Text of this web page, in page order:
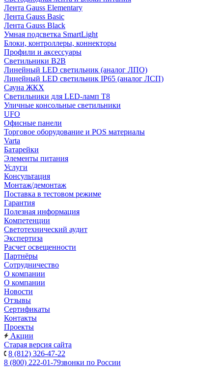
Лента Gauss Elementary
Лента Gauss Basic
Лента Gauss Black
Умная подсветка SmartLight
Блоки, контроллеры, коннекторы
Профили и аксессуары
Светильники B2B
Линейный LED светильник (аналог ЛПО)
Линейный LED светильник IP65 (аналог ЛСП)
Сауна ЖКХ
Светильники для LED-ламп T8
Уличные консольные светильники
UFO
Офисные панели
Торговое оборудование и POS материалы
Varta
Батарейки
Элементы питания
Услуги
Консультация
Монтаж/демонтаж
Поставка в тестовом режиме
Гарантия
Полезная информация
Компетенции
Светотехнический аудит
Экспертиза
Расчет освещенности
Партнёры
Cотрудничество
О компании
О компании
Новости
Отзывы
Сертификаты
Контакты
Проекты
Акции
Старая версия сайта
8 (812) 326-47-22
8 (800) 222-01-79звонки по России